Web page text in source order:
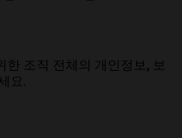
한 조직 전체의 개인정보, 보
요.